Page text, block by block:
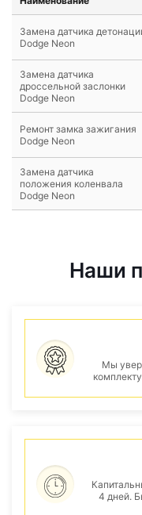
Замена датчика
Dodge Neon
Замена датчика
дроссельной заслонки
Dodge Neon
Ремонт замка зажигания
Dodge Neon
Замена датчика
положения коленвала
Dodge Neon
Наши
Мы
4 дней.